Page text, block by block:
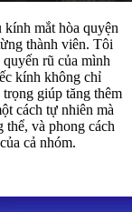
mắt hòa quyện
thành viên. Tôi
rũ của mình
kính không chỉ
giúp tăng thêm
cách tự nhiên mà
thể, và phong cách
cả nhóm.